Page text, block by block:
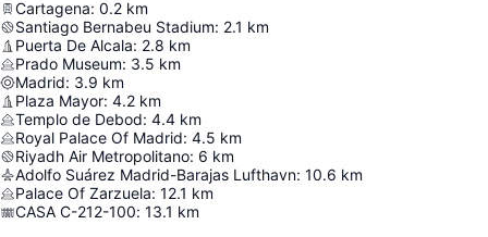
Cartagena: 0.2 km
Santiago Bernabeu Stadium: 2.1 km
Puerta De Alcala: 2.8 km
Prado Museum: 3.5 km
Madrid: 3.9 km
Plaza Mayor: 4.2 km
Templo de Debod: 4.4 km
Royal Palace Of Madrid: 4.5 km
Riyadh Air Metropolitano: 6 km
Adolfo Suárez Madrid-Barajas Lufthavn: 10.6 km
Palace Of Zarzuela: 12.1 km
CASA C-212-100: 13.1 km